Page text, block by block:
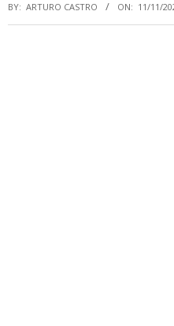
BY: ARTURO CASTRO ON: 11/11/